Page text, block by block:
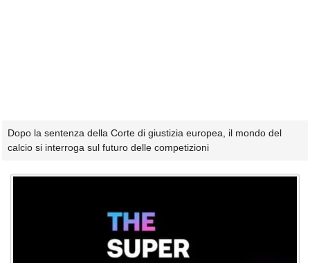
Dopo la sentenza della Corte di giustizia europea, il mondo del
calcio si interroga sul futuro delle competizioni